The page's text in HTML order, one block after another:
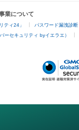
業について
ティ24」 パスワード漏洩診断
ーセキュリティ byイエラエ）